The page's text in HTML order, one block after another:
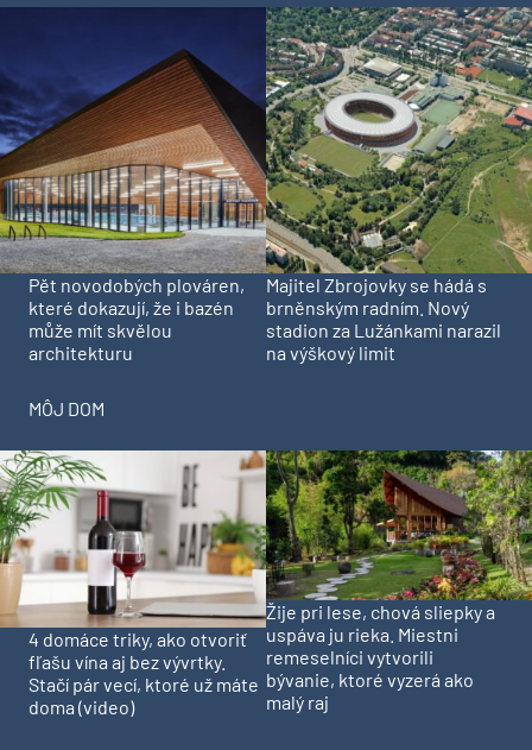
Pět novodobých plováren,
které dokazují, že i bazén
může mít skvělou
architekturu
Majitel Zbrojovky se hádá s
brněnským radním. Nový
stadion za Lužánkami narazil
na výškový limit
MÔJ DOM
4 domáce triky, ako otvoriť
fľašu vína aj bez vývrtky.
Stačí pár vecí, ktoré už máte
doma (video)
Žije pri lese, chová sliepky a
uspáva ju rieka. Miestni
remeselníci vytvorili
bývanie, ktoré vyzerá ako
malý raj